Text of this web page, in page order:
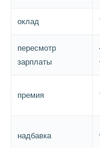
оклад
пересмотр
зарплаты
премия
надбавка